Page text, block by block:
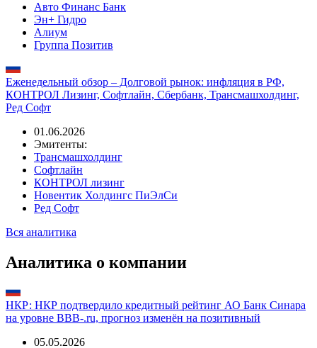
15.06.2026
Эмитенты:
ОДК
Алиум
Группа Позитив
Еженедельный обзор – Долговой рынок: инфляция в РФ,
КОНТРОЛ Лизинг, Софтлайн, Сбербанк, Трансмашхолдинг,
Ред Софт
01.06.2026
Эмитенты:
Трансмашхолдинг
КОНТРОЛ лизинг
Аналитика о компании